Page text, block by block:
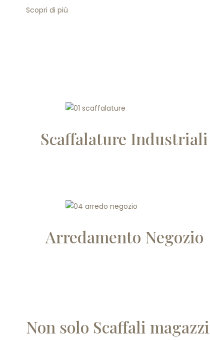
Scopri di più
Scaffalature Industriali
Arredamento Negozio
Non solo Scaffali